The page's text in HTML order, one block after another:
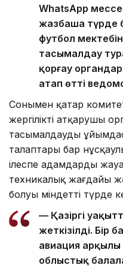
WhatsApp
жазбаша түрде
футбол
тасымалдау
қорғау
атап өтті
Сонымен қатар
жергілікті атқарушы
тасымалдауды
талаптары бар
ілеспе адамдардың
техникалық жағдайы
болуы міндетті түрде
— Қазіргі
жеткізілді. Бір
авиация
облыстық